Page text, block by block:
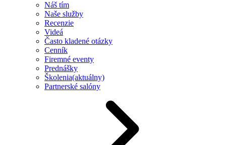
Náš tím
Naše služby
Recenzie
Videá
Často kladené otázky
Cenník
Firemné eventy
Prednášky
Školenia(aktuálny)
Partnerské salóny